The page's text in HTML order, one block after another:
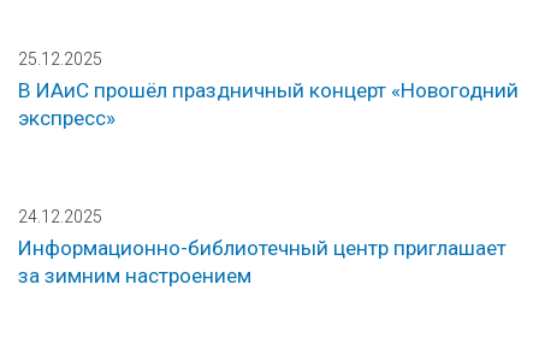
25.12.2025
В ИАиС прошёл праздничный концерт «Новогодний
экспресс»
24.12.2025
Информационно-библиотечный центр приглашает
за зимним настроением